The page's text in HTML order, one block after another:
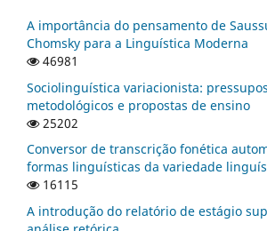
A importância do pensamento de
Chomsky para a Linguística Moderna
46981
Sociolinguística variacionista:
metodológicos e propostas de ensino
25202
Conversor de transcrição fonética
formas linguísticas da variedade
16115
A introdução do relatório de estágio